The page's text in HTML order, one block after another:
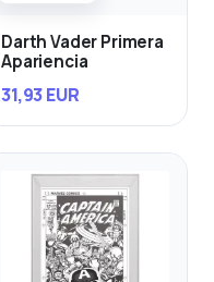
Darth Vader Primera
Apariencia
31,93 EUR